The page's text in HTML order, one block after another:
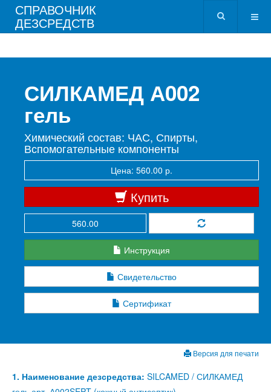
СПРАВОЧНИК
ДЕЗСРЕДСТВ
СИЛКАМЕД А002
гель
Химический состав: ЧАС, Спирты,
Вспомогательные компоненты
Цена: 560.00 р.
Купить
Инструкция
Свидетельство
Сертификат
Версия для печати
1. Наименование дезсредства: SILCAMED / СИЛКАМЕД